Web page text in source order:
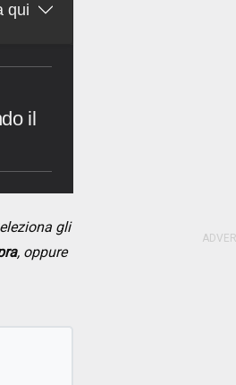
qui
il
gli
, oppure